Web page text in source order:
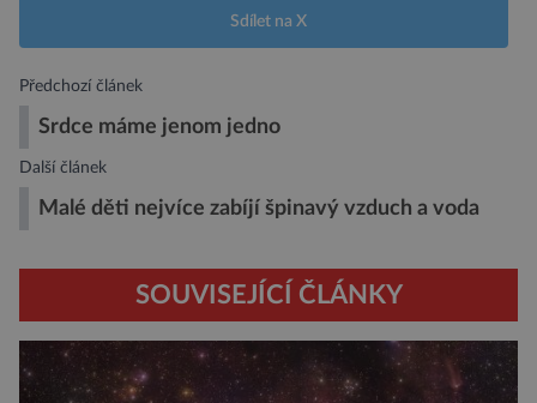
Sdílet na X
Předchozí článek
Srdce máme jenom jedno
Další článek
Malé děti nejvíce zabíjí špinavý vzduch a voda
SOUVISEJÍCÍ ČLÁNKY